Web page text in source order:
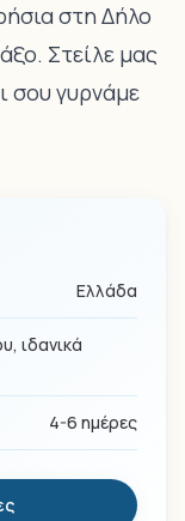
στη Δήλο
Στείλε μας
σου γυρνάμε
Ελλάδα
ιδανικά
4-6 ημέρες